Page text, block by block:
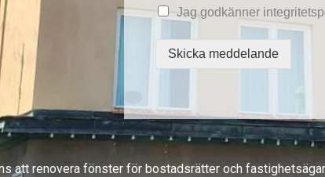
Jag godkänner
Skicka meddelande
att renovera fönster för bostadsrätter och